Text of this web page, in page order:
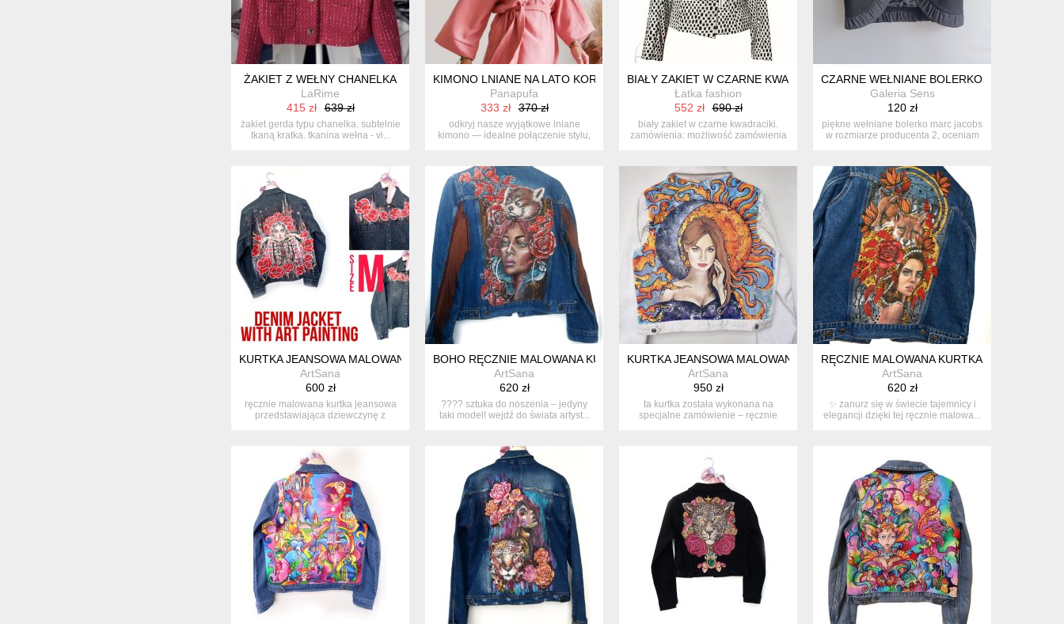
ŻAKIET Z WEŁNY CHANELKA
LaRime
415 zł
639 zł
żakiet gerda typu chanelka. subtelnie
tkaną kratka. tkanina wełna - vi...
KIMONO LNIANE NA LATO KORAL
Panapufa
333 zł
370 zł
odkryj nasze wyjątkowe lniane
kimono — idealne połączenie stylu,
BIAŁY ZAKIET W CZARNE KWADRACIKI
Łatka fashion
552 zł
690 zł
biały zakiet w czarne kwadraciki.
zamówienia: możliwość zamówienia
CZARNE WEŁNIANE BOLERKO MARC
Galeria Sens
120 zł
piękne wełniane bolerko marc jacobs
w rozmiarze producenta 2, oceniam
KURTKA JEANSOWA MALOWANA RĘCZNIE – DZIEWCZYNA W CZERWONYCH MAKACH – UNIKAT GOTOWY DO WYSYŁKI
ArtSana
600 zł
ręcznie malowana kurtka jeansowa
przedstawiająca dziewczynę z
BOHO RĘCZNIE MALOWANA KURTKA JEANSOWA – UNIKALNA ARTYSTYCZNA KATANA Z FRĘDZLAMI, MALOWANA
ArtSana
620 zł
???? sztuka do noszenia – jedyny
taki model! wejdź do świata artyst...
KURTKA JEANSOWA MALOWANA RĘCZNIE NA ZAMÓWIENIE – PORTRET ZE
ArtSana
950 zł
ta kurtka została wykonana na
specjalne zamówienie – ręcznie
RĘCZNIE MALOWANA KURTKA JEANSOWA –
ArtSana
620 zł
✨ zanurz się w świecie tajemnicy i
elegancji dzięki tej ręcznie malowa...